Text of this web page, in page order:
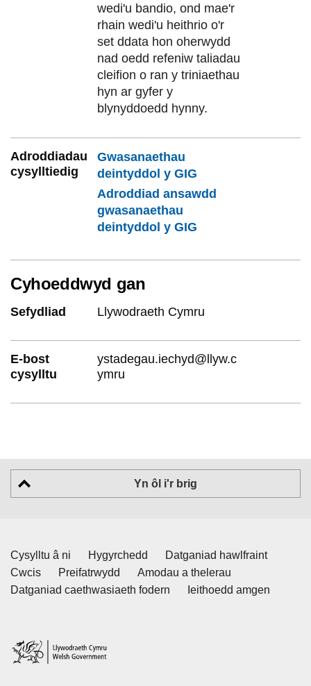
wedi'u bandio, ond mae'r
rhain wedi'u heithrio o'r
set ddata hon oherwydd
nad oedd refeniw taliadau
cleifion o ran y triniaethau
hyn ar gyfer y
blynyddoedd hynny.
Adroddiadau
cysylltiedig
Gwasanaethau
deintyddol y GIG
Adroddiad ansawdd
gwasanaethau
deintyddol y GIG
Cyhoeddwyd gan
Sefydliad Llywodraeth Cymru
E-bost
cysylltu
ystadegau.iechyd@llyw.c
ymru
Yn ôl i'r brig
Cysylltu â ni Hygyrchedd
Datganiad hawlfraint
Cwcis
Preifatrwydd
Amodau a thelerau
Datganiad caethwasiaeth fodern
Ieithoedd amgen